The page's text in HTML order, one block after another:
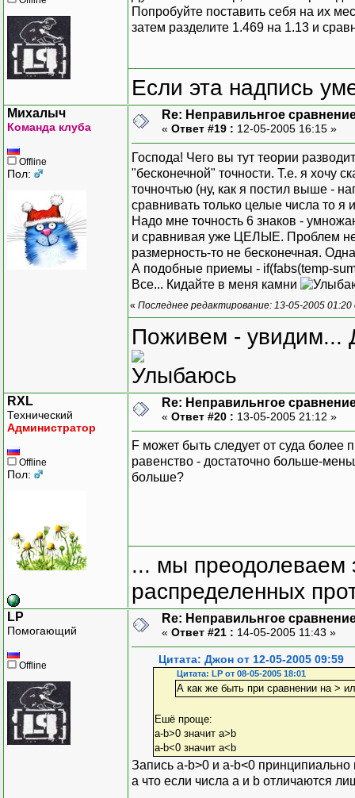
Попробуйте поставить себя на их
затем разделите 1.469 на 1.13 и
Если эта надпись
Михалыч
Команда клуба
Offline
Пол:
Re: Неправильнгое
« Ответ #19 : 12-05-2005 16:15 »
Господа! Чего вы тут теории
"бесконечной" точности. Т.е. я хочу
точночтью (ну, как я постил выше -
сравнивать только целые числа то я
Надо мне точность 6 знаков -
и сравнивая уже ЦЕЛЫЕ. Проблем
размерность-то не бесконечная.
А подобные приемы - if(fabs(temp-
Все... Кидайте в меня камни
« Последнее редактирование: 13-05-2005
Поживем - увидим...
RXL
Технический
Администратор
Offline
Пол:
Re: Неправильнгое
« Ответ #20 : 13-05-2005 21:12 »
F может быть следует от суда более
равенство - достаточно больше-
больше?
... мы преодолеваем
распределенных
LP
Помогающий
Offline
Re: Неправильнгое
« Ответ #21 : 14-05-2005 11:43 »
Цитата: Джон от 12-05-2005 09:59
Цитата: LP от 08-05-2005 18:01
А как же быть при сравнении на >
Ешё проще:
a-b>0 значит a>b
a-b<0 значит a<b
Запись a-b>0 и a-b<0 принципиально
а что если числа a и b отличаются